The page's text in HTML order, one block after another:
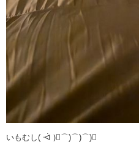
いもむし( ᐙ )⃕⌒)⌒)⌒)↝